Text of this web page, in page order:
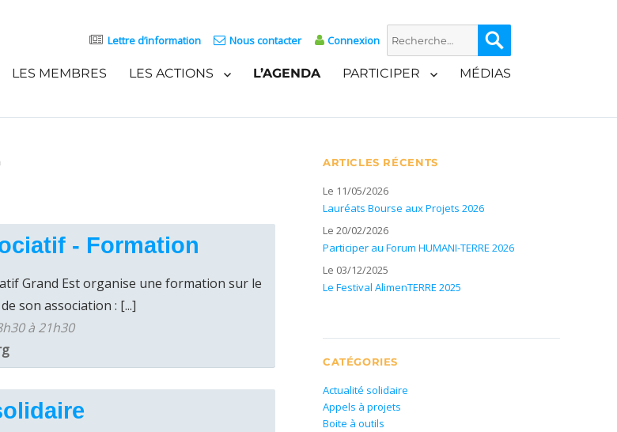
Lettre d’information Nous contacter Connexion
Recherche
pour :
LES MEMBRES LES ACTIONS L’AGENDA PARTICIPER MÉDIAS
- Formation
Grand Est organise une formation sur le
son association : [...]
à 21h30
ARTICLES RÉCENTS
Le 11/05/2026
Lauréats Bourse aux Projets 2026
Le 20/02/2026
Participer au Forum HUMANI-TERRE 2026
Le 03/12/2025
Le Festival AlimenTERRE 2025
CATÉGORIES
Actualité solidaire
Appels à projets
Boite à outils